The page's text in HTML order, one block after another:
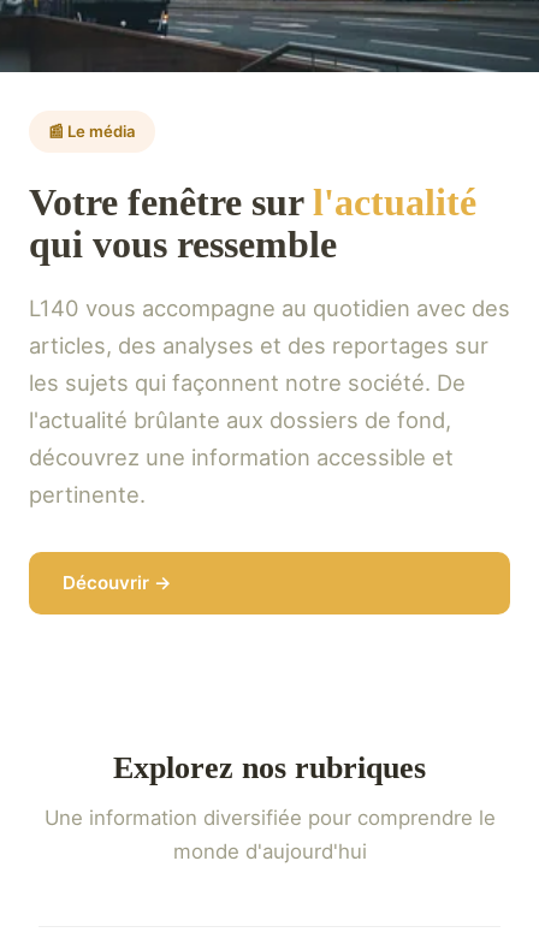
📰 Le média
Votre fenêtre surl'actualité
qui vous ressemble
L140 vous accompagne au quotidien avec des
articles, des analyses et des reportages sur
les sujets qui façonnent notre société. De
l'actualité brûlante aux dossiers de fond,
découvrez une information accessible et
pertinente.
Découvrir →
Explorez nos rubriques
Une information diversifiée pour comprendre le
monde d'aujourd'hui